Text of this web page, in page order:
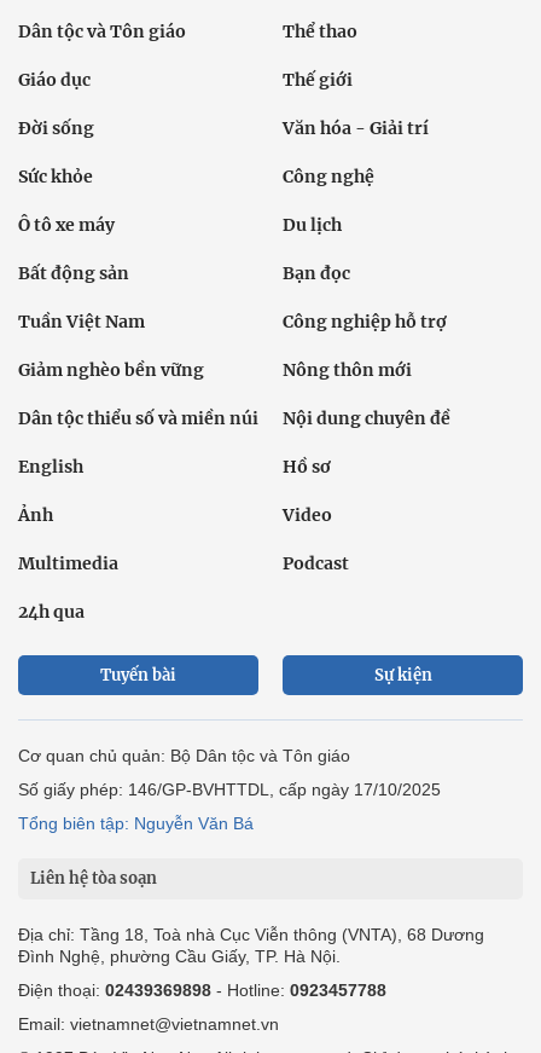
Dân tộc và Tôn giáo Thể thao
Giáo dục Thế giới
Đời sống Văn hóa - Giải trí
Sức khỏe Công nghệ
Ô tô xe máy Du lịch
Bất động sản Bạn đọc
Tuần Việt Nam Công nghiệp hỗ trợ
Giảm nghèo bền vững Nông thôn mới
Dân tộc thiểu số và miền núi Nội dung chuyên đề
English Hồ sơ
Ảnh Video
Multimedia Podcast
24h qua
Tuyến bài Sự kiện
Cơ quan chủ quản: Bộ Dân tộc và Tôn giáo
Số giấy phép: 146/GP-BVHTTDL, cấp ngày 17/10/2025
Tổng biên tập: Nguyễn Văn Bá
Liên hệ tòa soạn
Địa chỉ: Tầng 18, Toà nhà Cục Viễn thông (VNTA), 68 Dương
Đình Nghệ, phường Cầu Giấy, TP. Hà Nội.
Điện thoại: 02439369898 - Hotline: 0923457788
Email: vietnamnet@vietnamnet.vn